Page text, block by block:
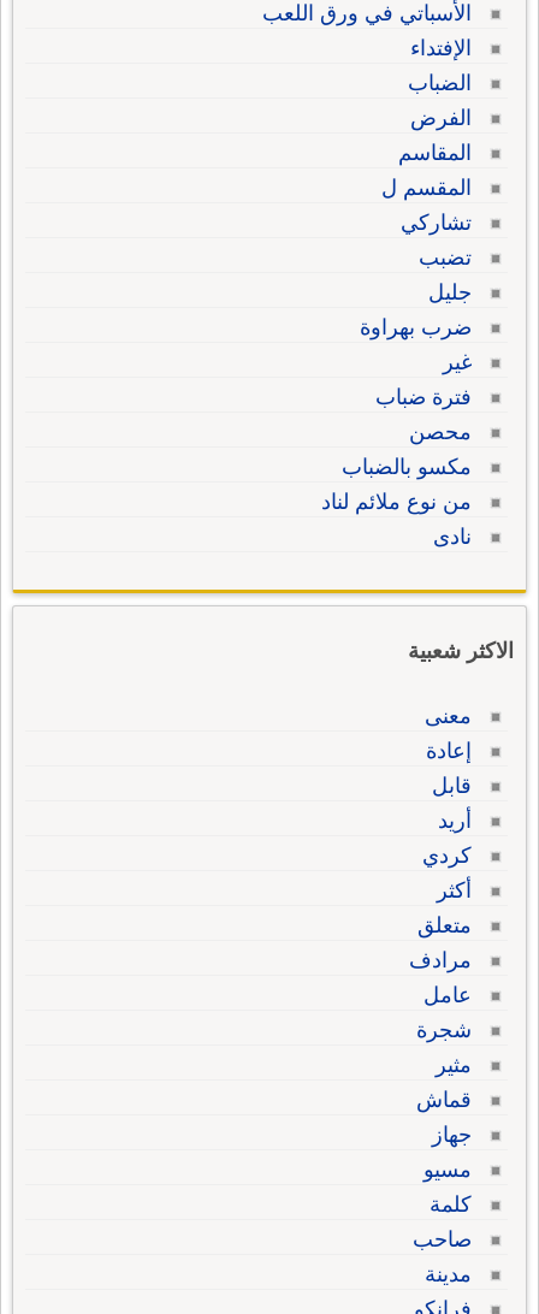
الأسباتي في ورق اللعب
الإفتداء
الضباب
الفرض
المقاسم
المقسم ل
تشاركي
تضبب
جليل
ضرب بهراوة
غير
فترة ضباب
محصن
مكسو بالضباب
من نوع ملائم لناد
نادى
الاكثر شعبية
معنى
إعادة
قابل
أريد
كردي
أكثر
متعلق
مرادف
عامل
شجرة
مثير
قماش
جهاز
مسيو
كلمة
صاحب
مدينة